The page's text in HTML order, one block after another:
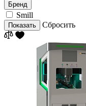
Бренд
Smill
Показать Сбросить